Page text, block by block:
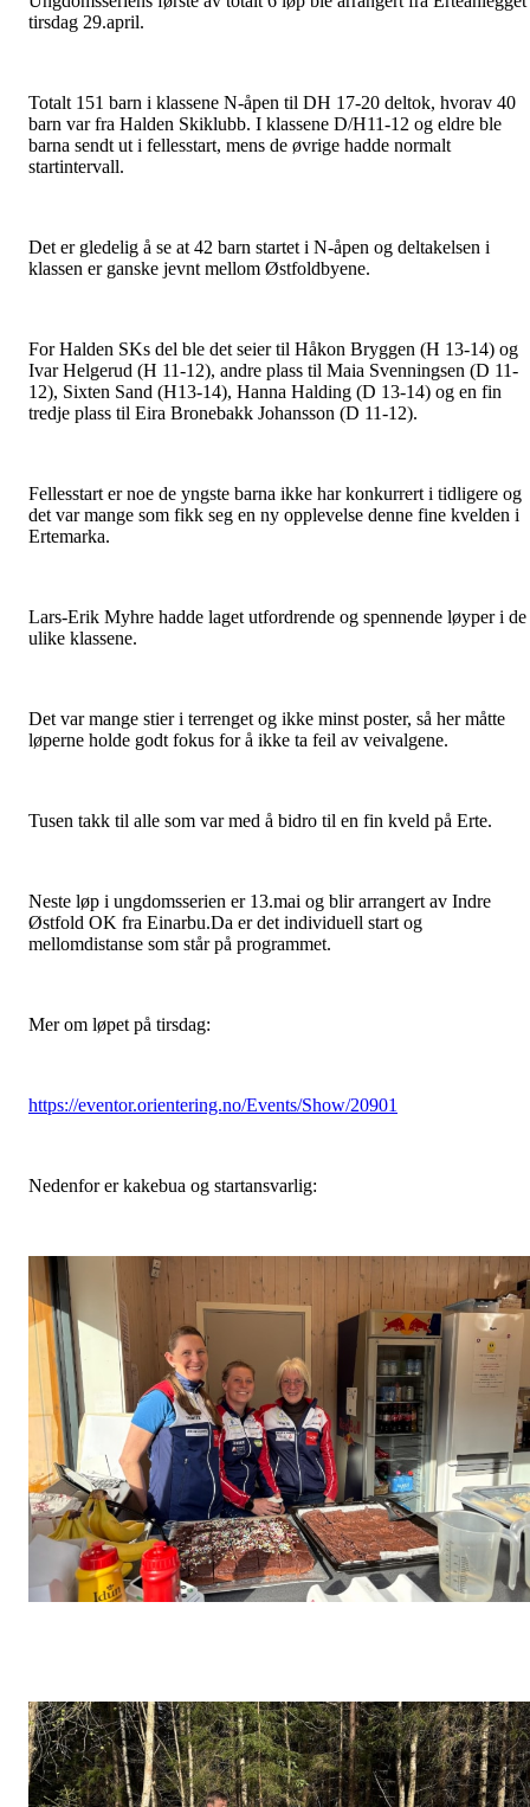
tirsdag 29.april.
Totalt 151 barn i klassene N-åpen til DH 17-20 deltok, hvorav 40
barn var fra Halden Skiklubb. I klassene D/H11-12 og eldre ble
barna sendt ut i fellesstart, mens de øvrige hadde normalt
startintervall.
Det er gledelig å se at 42 barn startet i N-åpen og deltakelsen i
klassen er ganske jevnt mellom Østfoldbyene.
For Halden SKs del ble det seier til Håkon Bryggen (H 13-14) og
Ivar Helgerud (H 11-12), andre plass til Maia Svenningsen (D 11-
12), Sixten Sand (H13-14), Hanna Halding (D 13-14) og en fin
tredje plass til Eira Bronebakk Johansson (D 11-12).
Fellesstart er noe de yngste barna ikke har konkurrert i tidligere og
det var mange som fikk seg en ny opplevelse denne fine kvelden i
Ertemarka.
Lars-Erik Myhre hadde laget utfordrende og spennende løyper i de
ulike klassene.
Det var mange stier i terrenget og ikke minst poster, så her måtte
løperne holde godt fokus for å ikke ta feil av veivalgene.
Tusen takk til alle som var med å bidro til en fin kveld på Erte.
Neste løp i ungdomsserien er 13.mai og blir arrangert av Indre
Østfold OK fra Einarbu.Da er det individuell start og
mellomdistanse som står på programmet.
Mer om løpet på tirsdag:
https://eventor.orientering.no/Events/Show/20901
Nedenfor er kakebua og startansvarlig: